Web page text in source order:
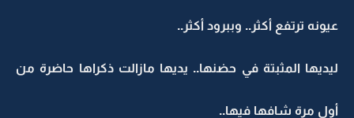
عيونه ترتفع أكثر.. وببرود أكثر..
ليديها المثبتة في حضنها.. يديها مازالت ذكراها حاضرة من
أول مرة شافها فيها..